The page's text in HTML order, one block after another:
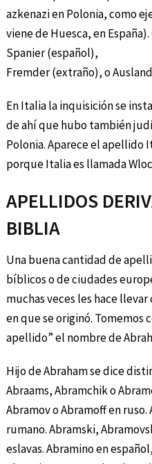
azkenazi en Polonia, como
viene de Huesca, en
Spanier (español),
Fremder (extraño), o
En Italia la inquisición se
de ahí que hubo también
Polonia. Aparece el apellido
porque Italia es llamada
APELLIDOS
BIBLIA
Una buena cantidad de
bíblicos o de ciudades
muchas veces les hace
en que se originó. Tomemos
apellido” el nombre de
Hijo de Abraham se dice
Abraams, Abramchik o
Abramov o Abramoff en
rumano. Abramski,
eslavas. Abramino en